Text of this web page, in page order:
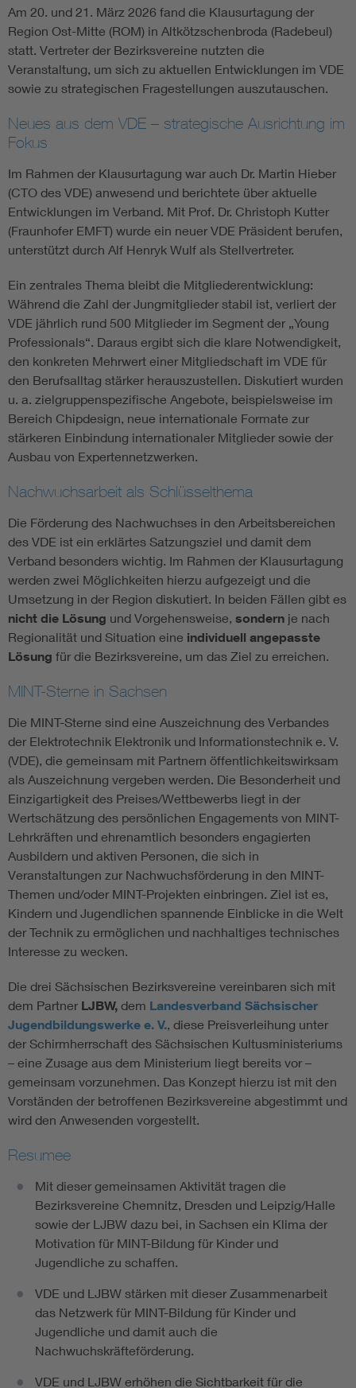
Am 20. und 21. März 2026 fand die Klausurtagung der
Region Ost-Mitte (ROM) in Altkötzschenbroda (Radebeul)
statt. Vertreter der Bezirksvereine nutzten die
Veranstaltung, um sich zu aktuellen Entwicklungen im VDE
sowie zu strategischen Fragestellungen auszutauschen.
Neues aus dem VDE – strategische Ausrichtung im
Fokus
Im Rahmen der Klausurtagung war auch Dr. Martin Hieber
(CTO des VDE) anwesend und berichtete über aktuelle
Entwicklungen im Verband. Mit Prof. Dr. Christoph Kutter
(Fraunhofer EMFT) wurde ein neuer VDE Präsident berufen,
unterstützt durch Alf Henryk Wulf als Stellvertreter.
Ein zentrales Thema bleibt die Mitgliederentwicklung:
Während die Zahl der Jungmitglieder stabil ist, verliert der
VDE jährlich rund 500 Mitglieder im Segment der „Young
Professionals“. Daraus ergibt sich die klare Notwendigkeit,
den konkreten Mehrwert einer Mitgliedschaft im VDE für
den Berufsalltag stärker herauszustellen. Diskutiert wurden
u. a. zielgruppenspezifische Angebote, beispielsweise im
Bereich Chipdesign, neue internationale Formate zur
stärkeren Einbindung internationaler Mitglieder sowie der
Ausbau von Expertennetzwerken.
Nachwuchsarbeit als Schlüsselthema
Die Förderung des Nachwuchses in den Arbeitsbereichen
des VDE ist ein erklärtes Satzungsziel und damit dem
Verband besonders wichtig. Im Rahmen der Klausurtagung
werden zwei Möglichkeiten hierzu aufgezeigt und die
Umsetzung in der Region diskutiert. In beiden Fällen gibt es
nicht die Lösung und Vorgehensweise, sondern je nach
Regionalität und Situation eine individuell angepasste
Lösung für die Bezirksvereine, um das Ziel zu erreichen.
MINT-Sterne in Sachsen
Die MINT-Sterne sind eine Auszeichnung des Verbandes
der Elektrotechnik Elektronik und Informationstechnik e. V.
(VDE), die gemeinsam mit Partnern öffentlichkeitswirksam
als Auszeichnung vergeben werden. Die Besonderheit und
Einzigartigkeit des Preises/Wettbewerbs liegt in der
Wertschätzung des persönlichen Engagements von MINT-
Lehrkräften und ehrenamtlich besonders engagierten
Ausbildern und aktiven Personen, die sich in
Veranstaltungen zur Nachwuchsförderung in den MINT-
Themen und/oder MINT-Projekten einbringen. Ziel ist es,
Kindern und Jugendlichen spannende Einblicke in die Welt
der Technik zu ermöglichen und nachhaltiges technisches
Interesse zu wecken.
Die drei Sächsischen Bezirksvereine vereinbaren sich mit
dem Partner LJBW, dem Landesverband Sächsischer
Jugendbildungswerke e. V. , diese Preisverleihung unter
der Schirmherrschaft des Sächsischen Kultusministeriums
– eine Zusage aus dem Ministerium liegt bereits vor –
gemeinsam vorzunehmen. Das Konzept hierzu ist mit den
Vorständen der betroffenen Bezirksvereine abgestimmt und
wird den Anwesenden vorgestellt.
Resumee
Mit dieser gemeinsamen Aktivität tragen die
Bezirksvereine Chemnitz, Dresden und Leipzig/Halle
sowie der LJBW dazu bei, in Sachsen ein Klima der
Motivation für MINT-Bildung für Kinder und
Jugendliche zu schaffen.
VDE und LJBW stärken mit dieser Zusammenarbeit
das Netzwerk für MINT-Bildung für Kinder und
Jugendliche und damit auch die
Nachwuchskräfteförderung.
VDE und LJBW erhöhen die Sichtbarkeit für die